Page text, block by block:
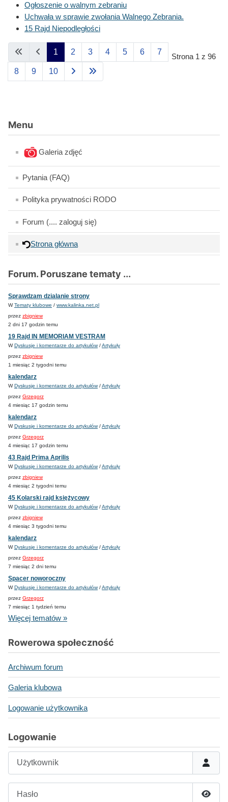
Menu
Galeria zdjęć
Pytania (FAQ)
Polityka prywatności RODO
Forum (.... zaloguj się)
Strona główna
Forum. Poruszane tematy ...
Sprawdzam dzialanie strony
WTematy klubowe / www.kalinka.net.pl
przez zbigniew
2 dni 17 godzin temu
19 Rajd IN MEMORIAM VESTRAM
WDyskusje i komentarze do artykułów/Artykuły
przez zbigniew
1 miesiąc 2 tygodni temu
kalendarz
WDyskusje i komentarze do artykułów/Artykuły
przez Grzegorz
4 miesiąc 17 godzin temu
kalendarz
WDyskusje i komentarze do artykułów/Artykuły
przez Grzegorz
4 miesiąc 17 godzin temu
43 Rajd Prima Aprilis
WDyskusje i komentarze do artykułów/Artykuły
przez zbigniew
4 miesiąc 2 tygodni temu
45 Kolarski rajd księżycowy
WDyskusje i komentarze do artykułów/Artykuły
przez zbigniew
4 miesiąc 3 tygodni temu
kalendarz
WDyskusje i komentarze do artykułów/Artykuły
przez Grzegorz
7 miesiąc 2 dni temu
Spacer noworoczny
WDyskusje i komentarze do artykułów/Artykuły
przez Grzegorz
7 miesiąc 1 tydzień temu
Więcej tematów »
Rowerowa społeczność
Archiwum forum
Galeria klubowa
Logowanie użytkownika
Logowanie
Ogłoszenie o walnym zebraniu
Uchwała w sprawie zwołania Walnego Zebrania.
15 Rajd Niepodległości
Strona 1 z 96
1 2 3 4 5 6 7
8 9 10